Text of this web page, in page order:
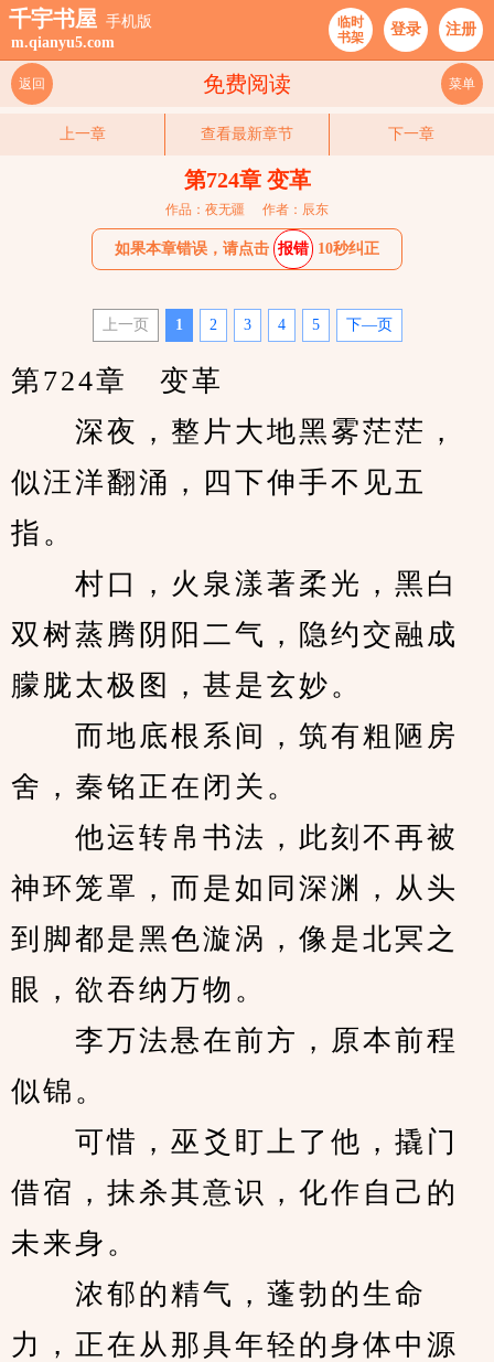
千宇书屋 手机版
m.qianyu5.com
临时
书架
登录 注册
免费阅读
返回 菜单
上一章 查看最新章节 下一章
第724章 变革
作品：夜无疆 作者：辰东
如果本章错误，请点击 报错 10秒纠正
上一页 1 2 3 4 5 下—页
第724章　变革
深夜，整片大地黑雾茫茫，
似汪洋翻涌，四下伸手不见五
指。
村口，火泉漾著柔光，黑白
双树蒸腾阴阳二气，隐约交融成
朦胧太极图，甚是玄妙。
而地底根系间，筑有粗陋房
舍，秦铭正在闭关。
他运转帛书法，此刻不再被
神环笼罩，而是如同深渊，从头
到脚都是黑色漩涡，像是北冥之
眼，欲吞纳万物。
李万法悬在前方，原本前程
似锦。
可惜，巫爻盯上了他，撬门
借宿，抹杀其意识，化作自己的
未来身。
浓郁的精气，蓬勃的生命
力，正在从那具年轻的身体中源